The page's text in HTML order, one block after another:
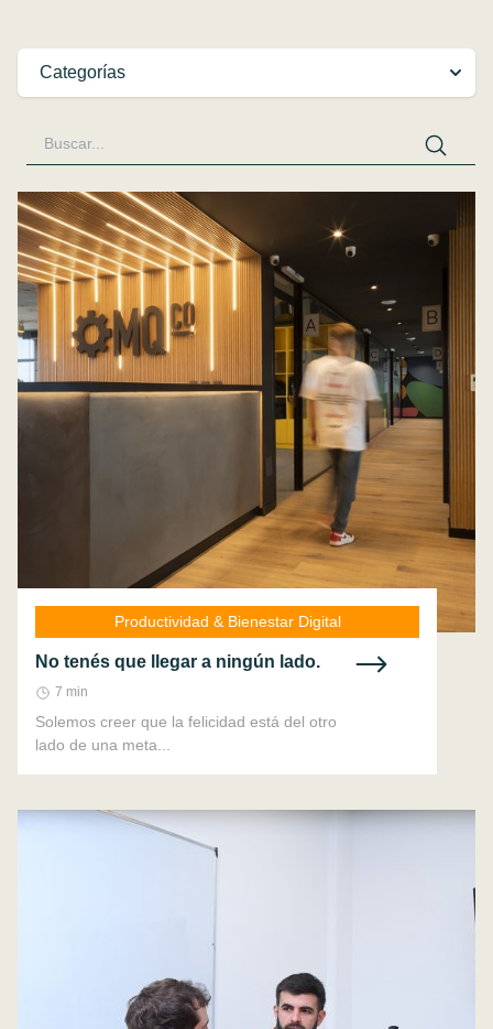
Categorías
Productividad & Bienestar Digital
No tenés que llegar a ningún lado.
7 min
Solemos creer que la felicidad está del otro
lado de una meta...